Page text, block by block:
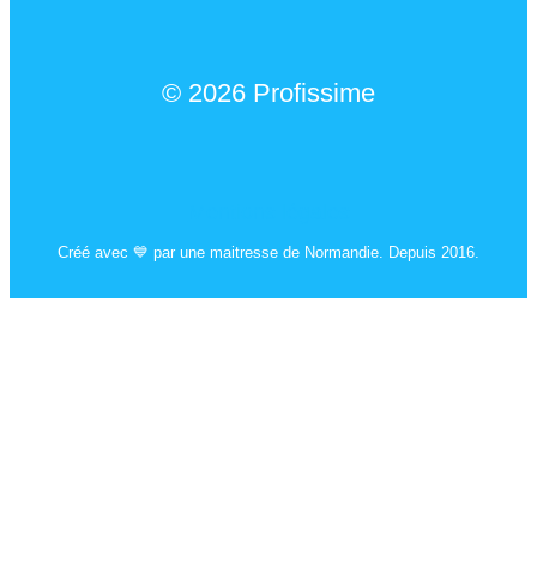
© 2026 Profissime
Créé avec 💙 par une maitresse de Normandie. Depuis 2016.